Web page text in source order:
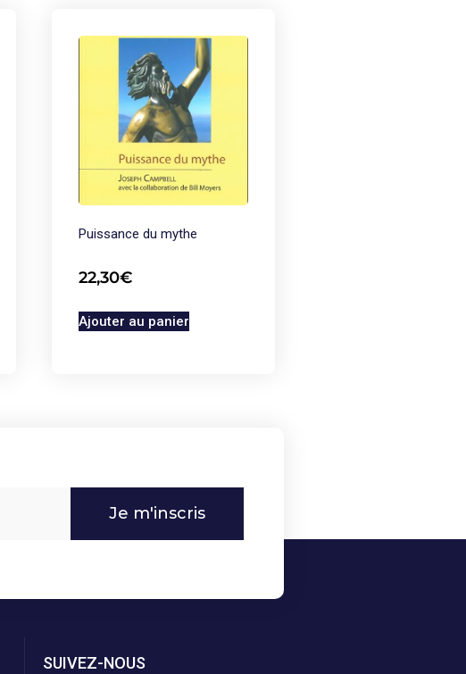
Puissance du mythe
22,30€
Ajouter au panier
Je m'inscris
SUIVEZ-NOUS